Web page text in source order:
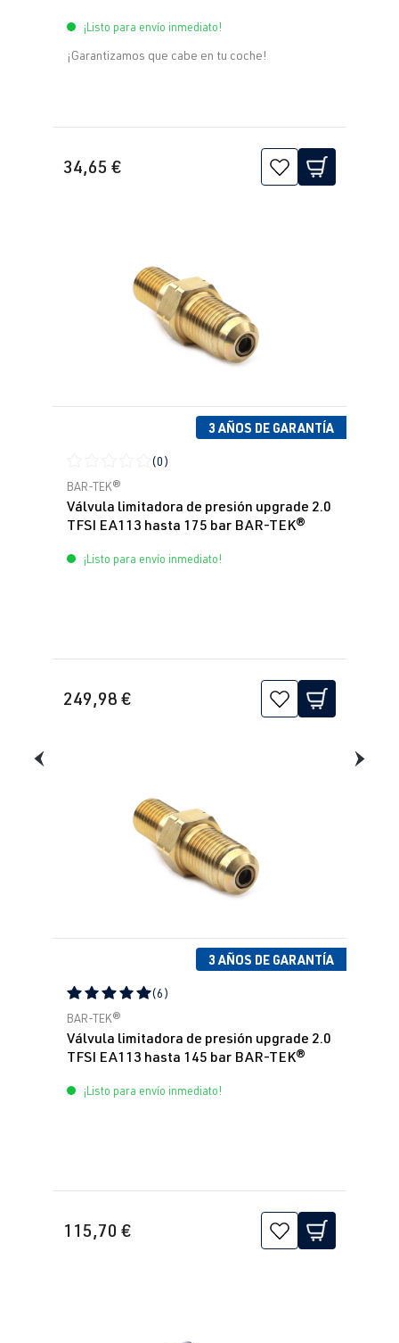
¡Listo para envío inmediato!
¡Garantizamos que cabe en tu coche!
34,65 €
3 AÑOS DE GARANTÍA
Calificación promedio de 0 de 5 estrellas
(0)
BAR-TEK®
Válvula limitadora de presión upgrade 2.0
TFSI EA113 hasta 175 bar BAR-TEK®
¡Listo para envío inmediato!
249,98 €
3 AÑOS DE GARANTÍA
Calificación promedio de 5 de 5 estrellas
(6)
BAR-TEK®
Válvula limitadora de presión upgrade 2.0
TFSI EA113 hasta 145 bar BAR-TEK®
¡Listo para envío inmediato!
115,70 €